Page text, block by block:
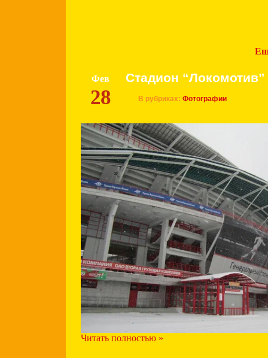
Фев
28
Стадион “Локомотив”
В рубриках: Фотографии
Читать полностью »